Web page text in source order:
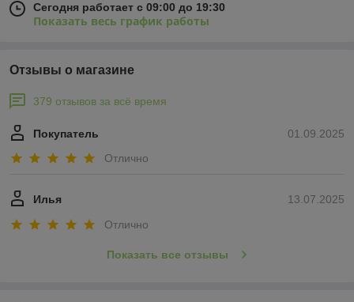
Сегодня работает с 09:00 до 19:30
Показать весь график работы
Отзывы о магазине
379 отзывов за всё время
01.09.2025
Покупатель
Отлично
13.07.2025
Илья
Отлично
Показать все отзывы